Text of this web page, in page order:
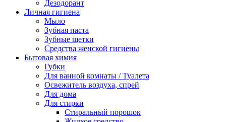
Дезодорант
Личная гигиена
Мыло
Зубная паста
Зубные щетки
Средства женской гигиены
Бытовая химия
Губки
Для ванной комнаты / Туалета
Освежитель воздуха, спрей
Для дома
Для стирки
Стиральный порошок